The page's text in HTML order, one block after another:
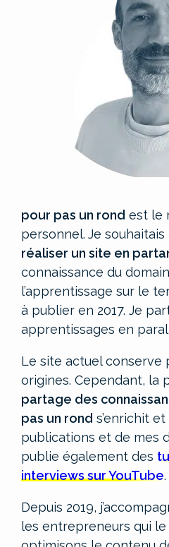
pour pas un rond est le
personnel. Je
réaliser un site en
connaissance du
l’apprentissage sur le
à publier en 2017. Je
apprentissages en
Le site actuel conserve
origines. Cependant, la
partage des
pas un rond s’enrichit
publications et de mes
publie également des
interviews sur YouTube.
Depuis 2019,
les entrepreneurs qui